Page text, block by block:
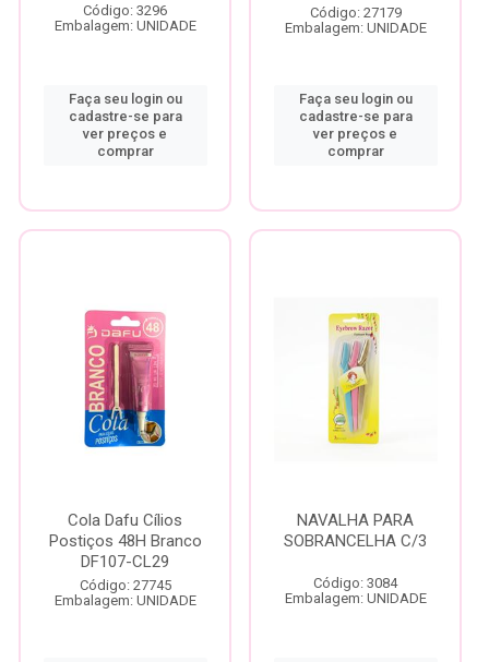
Código: 3296
Embalagem: UNIDADE
Faça seu login ou
cadastre-se para
ver preços e
comprar
Código: 27179
Embalagem: UNIDADE
Faça seu login ou
cadastre-se para
ver preços e
comprar
Cola Dafu Cílios
Postiços 48H Branco
DF107-CL29
Código: 27745
Embalagem: UNIDADE
NAVALHA PARA
SOBRANCELHA C/3
Código: 3084
Embalagem: UNIDADE